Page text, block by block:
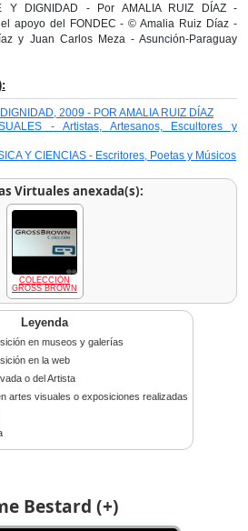
Bestard (+)
Y DIGNIDAD - Por AMALIA RUIZ DÍAZ -
apoyo del FONDEC - © Amalia Ruiz Díaz -
y Juan Carlos Meza - Asunción-Paraguay
2009 - POR AMALIA RUIZ DÍAZ
- Artistas, Artesanos, Escultores y
Y CIENCIAS - Escritores, Poetas y Músicos
Virtuales anexada(s):
COLECCIÓN
GROSS BROWN
Leyenda
en museos y galerías
en la web
o del Artista
artes visuales o exposiciones realizadas